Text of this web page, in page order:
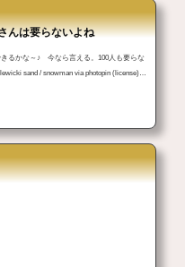
んは要らないよね
るかな～♪ 今なら言える。100人も要らな
sand / snowman via photopin (license)友
どうかを決めます。するとね、いるんです